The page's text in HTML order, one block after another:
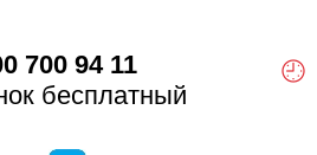
700 94 11
бесплатный